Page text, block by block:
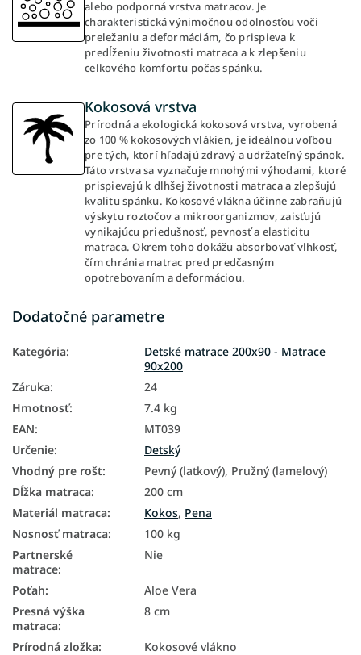
alebo podporná vrstva matracov. Je
charakteristická výnimočnou odolnosťou voči
preležaniu a deformáciám, čo prispieva k
predĺženiu životnosti matraca a k zlepšeniu
celkového komfortu počas spánku.
Kokosová vrstva
Prírodná a ekologická kokosová vrstva, vyrobená
zo 100 % kokosových vlákien, je ideálnou voľbou
pre tých, ktorí hľadajú zdravý a udržateľný spánok.
Táto vrstva sa vyznačuje mnohými výhodami, ktoré
prispievajú k dlhšej životnosti matraca a zlepšujú
kvalitu spánku. Kokosové vlákna účinne zabraňujú
výskytu roztočov a mikroorganizmov, zaisťujú
vynikajúcu priedušnosť, pevnosť a elasticitu
matraca. Okrem toho dokážu absorbovať vlhkosť,
čím chránia matrac pred predčasným
opotrebovaním a deformáciou.
Dodatočné parametre
Kategória:
Detské matrace 200x90 - Matrace
90x200
Záruka:
24
Hmotnosť:
7.4 kg
EAN:
MT039
Určenie:
Detský
Vhodný pre rošt:
Pevný (latkový), Pružný (lamelový)
Dĺžka matraca:
200 cm
Materiál matraca: Kokos, Pena
Nosnosť matraca:
100 kg
Partnerské
matrace:
Nie
Poťah:
Aloe Vera
Presná výška
matraca:
8 cm
Prírodná zložka:
Kokosové vlákno